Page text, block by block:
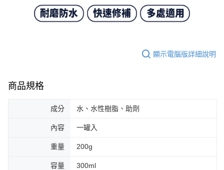
顯示電腦版詳細說明
商品規格
成分 水、水性樹脂、助劑
內容 一罐入
重量 200g
容量 300ml